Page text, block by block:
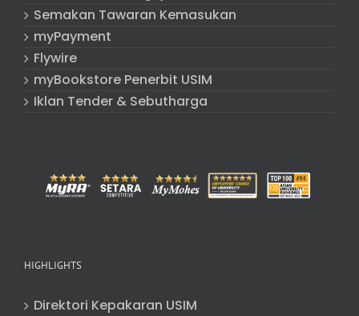
Semakan Tawaran Kemasukan
myPayment
Flywire
myBookstore Penerbit USIM
Iklan Tender & Sebutharga
HIGHLIGHTS
Direktori Kepakaran USIM